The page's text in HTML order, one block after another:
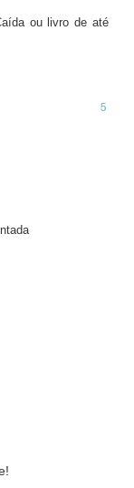
ou livro de até